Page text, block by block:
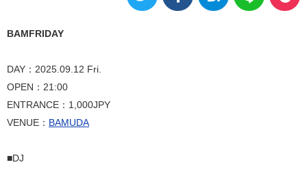
BAMFRIDAY
DAY：2025.09.12 Fri.
OPEN：21:00
ENTRANCE：1,000JPY
VENUE： BAMUDA
■DJ